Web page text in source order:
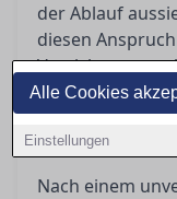
Alle Cookies
Einstellungen
der Ablauf
diesen
Versicherung
die Kosten
schnell an einen
Ihnen nach
Nach einem